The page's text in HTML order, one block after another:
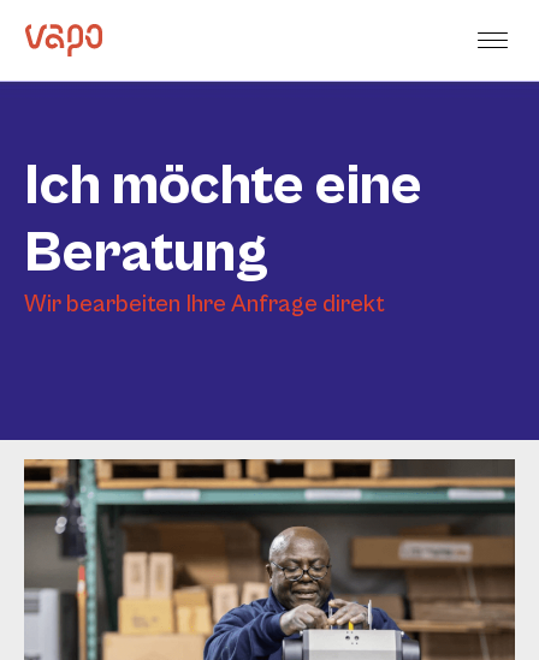
Ich möchte eine
Beratung
Wir bearbeiten Ihre Anfrage direkt